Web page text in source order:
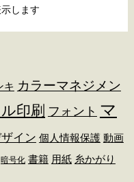
します
キ カラーマネジメン
印刷 フォント マ
イン 個人情報保護 動画
暗号化 書籍 用紙 糸かがり